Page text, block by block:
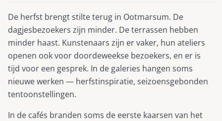
De herfst brengt stilte terug in Ootmarsum. De
dagjesbezoekers zijn minder. De terrassen hebben
minder haast. Kunstenaars zijn er vaker, hun ateliers
openen ook voor doordeweekse bezoekers, en er is
tijd voor een gesprek. In de galeries hangen soms
nieuwe werken — herfstinspiratie, seizoensgebonden
tentoonstellingen.
In de cafés branden soms de eerste kaarsen van het